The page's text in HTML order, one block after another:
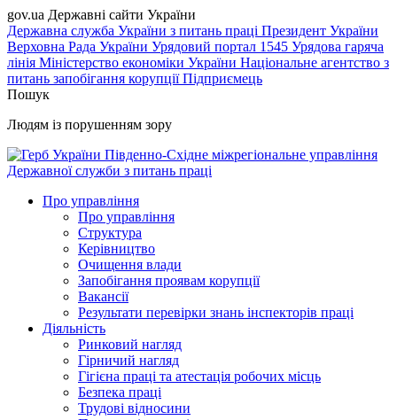
gov.ua Державні сайти України
Державна служба України з питань праці Президент України
Верховна Рада України Урядовий портал 1545 Урядова гаряча
лінія Міністерство економіки України Національне агентство з
питань запобігання корупціїПідприємець
Пошук
Людям із порушенням зору
Південно-Східне міжрегіональне управління
Державної служби з питань праці
Про управління
Про управління
Структура
Керівництво
Очищення влади
Запобігання проявам корупції
Вакансії
Результати перевірки знань інспекторів праці
Діяльність
Ринковий нагляд
Гірничий нагляд
Гігієна праці та атестація робочих місць
Безпека праці
Трудові відносини